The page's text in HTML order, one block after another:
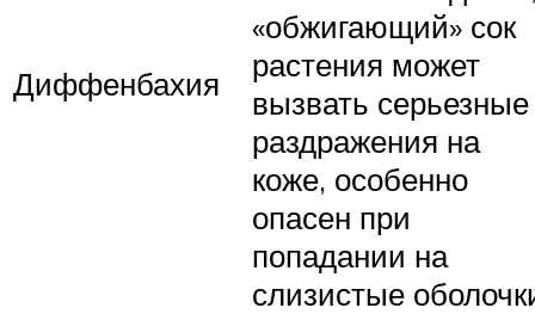
Диффенбахия
«обжигающий» сок
растения может
вызвать серьезные
раздражения на
коже, особенно
опасен при
попадании на
слизистые